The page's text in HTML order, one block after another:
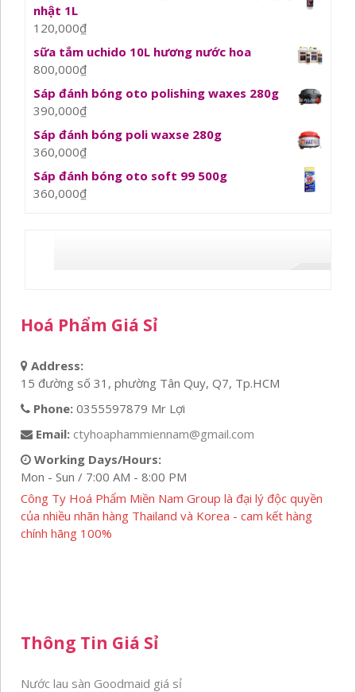
nhật 1L
120,000₫
sữa tắm uchido 10L hương nước hoa
800,000₫
Sáp đánh bóng oto polishing waxes 280g
390,000₫
Sáp đánh bóng poli waxse 280g
360,000₫
Sáp đánh bóng oto soft 99 500g
360,000₫
Hoá Phẩm Giá Sỉ
Address:
15 đường số 31, phường Tân Quy, Q7, Tp.HCM
Phone: 0355597879 Mr Lợi
Email: ctyhoaphammiennam@gmail.com
Working Days/Hours:
Mon - Sun / 7:00 AM - 8:00 PM
Công Ty Hoá Phẩm Miền Nam Group là đại lý độc quyền
của nhiều nhãn hàng Thailand và Korea - cam kết hàng
chính hãng 100%
Thông Tin Giá Sỉ
Nước lau sàn Goodmaid giá sỉ